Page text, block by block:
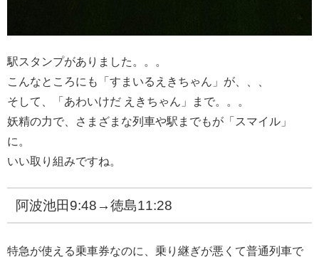
駅スタンプがありました。。。
こんなところにも「すまいるえきちゃん」が、、、
そして、「あわいけだ えきちゃん」まで。。。
妖精の力で、さまざまな列車や駅までもが「スマイル」
に。
いい取り組みですね。
阿波池田9:48→徳島11:28
特急が使える乗車券なのに、乗り継ぎが悪くて普通列車で